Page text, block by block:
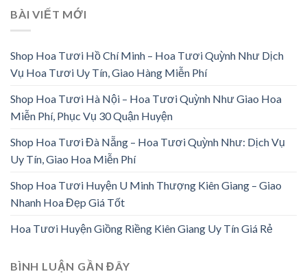
BÀI VIẾT MỚI
Shop Hoa Tươi Hồ Chí Minh – Hoa Tươi Quỳnh Như Dịch
Vụ Hoa Tươi Uy Tín, Giao Hàng Miễn Phí
Shop Hoa Tươi Hà Nội – Hoa Tươi Quỳnh Như Giao Hoa
Miễn Phí, Phục Vụ 30 Quận Huyện
Shop Hoa Tươi Đà Nẵng – Hoa Tươi Quỳnh Như: Dịch Vụ
Uy Tín, Giao Hoa Miễn Phí
Shop Hoa Tươi Huyện U Minh Thượng Kiên Giang – Giao
Nhanh Hoa Đẹp Giá Tốt
Hoa Tươi Huyện Giồng Riềng Kiên Giang Uy Tín Giá Rẻ
BÌNH LUẬN GẦN ĐÂY